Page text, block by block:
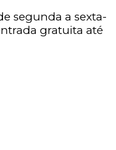
segunda a sexta-
gratuita até